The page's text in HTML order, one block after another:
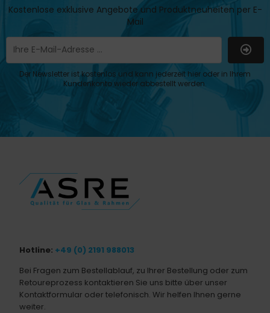
Kostenlose exklusive Angebote und Produktneuheiten per E-
Mail
Der Newsletter ist kostenlos und kann jederzeit hier oder in Ihrem
Kundenkonto wieder abbestellt werden.
Hotline: +49 (0) 2191 988013
Bei Fragen zum Bestellablauf, zu Ihrer Bestellung oder zum
Retoureprozess kontaktieren Sie uns bitte über unser
Kontaktformular oder telefonisch. Wir helfen Ihnen gerne
weiter.